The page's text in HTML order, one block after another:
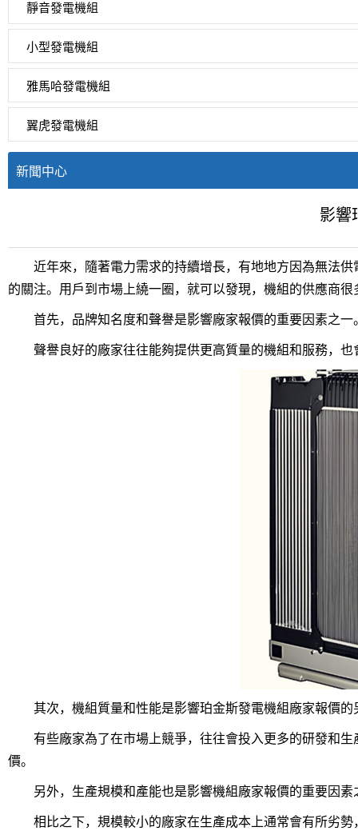
靜音發電機組
小型發電機組
雅馬哈發電機組
翼虎發電機組
新聞中心
影響
近年來，隨著電力需求的持續增長，有地地方因為無法供
的關注。用戶到市場上繞一圈，就可以發現，機組的供應商
首先，品牌知名度和聲譽是影響廠家報價的重要因素之一
聲譽良好的廠家往往能夠提供更高質量的機組和服務，也
其次，機組質量和性能是影響珀金斯發電機組廠家報價的
有些廠家為了在市場上競爭，往往會投入更多的研發和生
價。
另外，生產規模和產能也是影響機組廠家報價的重要因素
相比之下，規模較小的廠家在生產成本上通常會有所劣勢